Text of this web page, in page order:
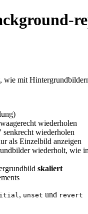
wie mit
wiederholen
wiederholen
als Einzelbild anzeigen
wiederholt, wie
skaliert
, unset und revert